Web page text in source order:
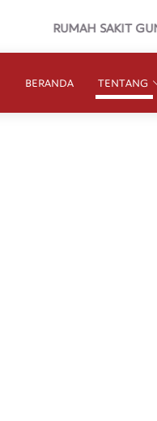
RUMAH SAKIT
BERANDA TENTANG